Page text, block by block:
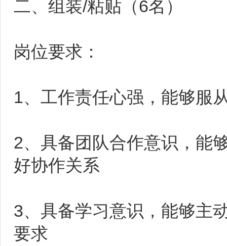
二、组装/粘贴（6名）
岗位要求：
1、工作责任心强，能够服
2、具备团队合作意识，能
好协作关系
3、具备学习意识，能够主
要求